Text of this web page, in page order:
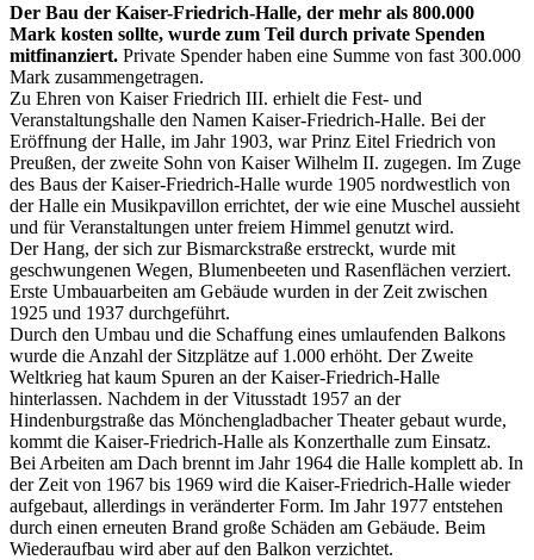
Der Bau der Kaiser-Friedrich-Halle, der mehr als 800.000
Mark kosten sollte, wurde zum Teil durch private Spenden
mitfinanziert. Private Spender haben eine Summe von fast 300.000
Mark zusammengetragen.
Zu Ehren von Kaiser Friedrich III. erhielt die Fest- und
Veranstaltungshalle den Namen Kaiser-Friedrich-Halle. Bei der
Eröffnung der Halle, im Jahr 1903, war Prinz Eitel Friedrich von
Preußen, der zweite Sohn von Kaiser Wilhelm II. zugegen. Im Zuge
des Baus der Kaiser-Friedrich-Halle wurde 1905 nordwestlich von
der Halle ein Musikpavillon errichtet, der wie eine Muschel aussieht
und für Veranstaltungen unter freiem Himmel genutzt wird.
Der Hang, der sich zur Bismarckstraße erstreckt, wurde mit
geschwungenen Wegen, Blumenbeeten und Rasenflächen verziert.
Erste Umbauarbeiten am Gebäude wurden in der Zeit zwischen
1925 und 1937 durchgeführt.
Durch den Umbau und die Schaffung eines umlaufenden Balkons
wurde die Anzahl der Sitzplätze auf 1.000 erhöht. Der Zweite
Weltkrieg hat kaum Spuren an der Kaiser-Friedrich-Halle
hinterlassen. Nachdem in der Vitusstadt 1957 an der
Hindenburgstraße das Mönchengladbacher Theater gebaut wurde,
kommt die Kaiser-Friedrich-Halle als Konzerthalle zum Einsatz.
Bei Arbeiten am Dach brennt im Jahr 1964 die Halle komplett ab. In
der Zeit von 1967 bis 1969 wird die Kaiser-Friedrich-Halle wieder
aufgebaut, allerdings in veränderter Form. Im Jahr 1977 entstehen
durch einen erneuten Brand große Schäden am Gebäude. Beim
Wiederaufbau wird aber auf den Balkon verzichtet.